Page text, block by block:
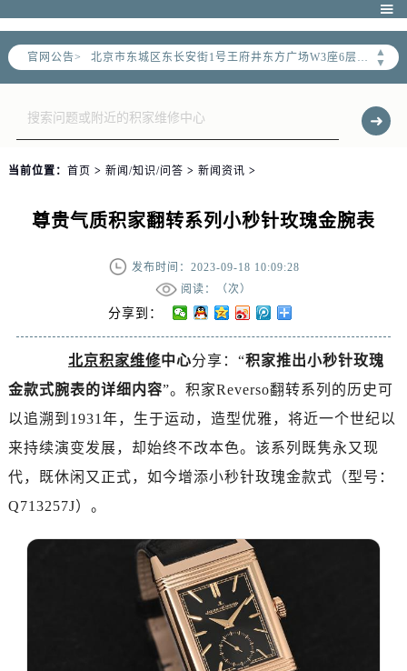

官网公告>
▲
▼
北京市朝阳区建国门外大街甲6号华熙国际中心D座11层1102室售后服务中心（需提前预约）
北京市东城区东长安街1号王府井东方广场W3座6层602室售后服务中心（需提前预约）
节假日正常营业！
当前位置： 首页 > 新闻/知识/问答 > 新闻资讯 >
尊贵气质积家翻转系列小秒针玫瑰金腕表
发布时间：2023-09-18 10:09:28
阅读：（次）
分享到：
北京积家维修中心分享：“积家推出小秒针玫瑰
金款式腕表的详细内容”。积家Reverso翻转系列的历史可
以追溯到1931年，生于运动，造型优雅，将近一个世纪以
来持续演变发展，却始终不改本色。该系列既隽永又现
代，既休闲又正式，如今增添小秒针玫瑰金款式（型号：
Q713257J）。